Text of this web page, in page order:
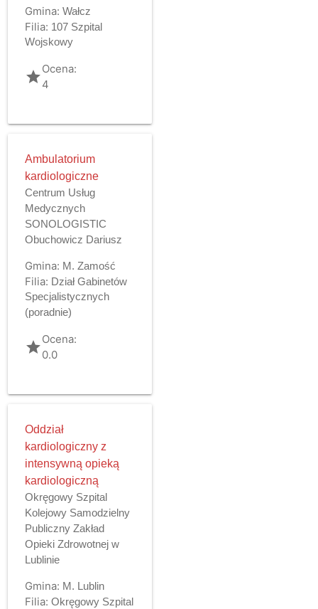
Gmina: Wałcz
Filia: 107 Szpital
Wojskowy
gradeOcena:
4
Ambulatorium
kardiologiczne
Centrum Usług
Medycznych
SONOLOGISTIC
Obuchowicz Dariusz
Gmina: M. Zamość
Filia: Dział Gabinetów
Specjalistycznych
(poradnie)
gradeOcena:
0.0
Oddział
kardiologiczny z
intensywną opieką
kardiologiczną
Okręgowy Szpital
Kolejowy Samodzielny
Publiczny Zakład
Opieki Zdrowotnej w
Lublinie
Gmina: M. Lublin
Filia: Okręgowy Szpital